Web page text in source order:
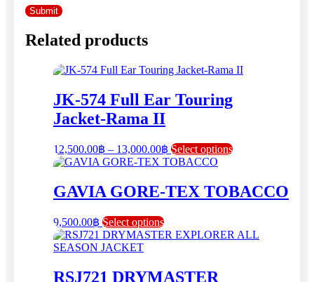
Related products
JK-574 Full Ear Touring
Jacket-Rama II
12,500.00฿ – 13,000.00฿ Price
range:
through
13,000.00฿
Select optionsThis
multiple
variants.
may
GAVIA GORE-TEX TOBACCO
9,500.00฿ Select optionsThis
product
variants.
RSJ721 DRYMASTER